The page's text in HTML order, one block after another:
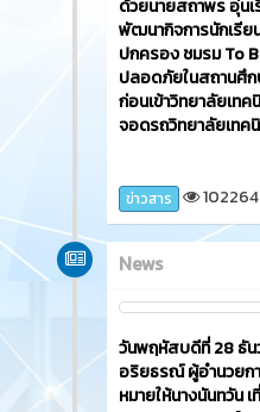
ด้วยนายสถาพร อุ่น
พัฒนากิจการนักเรีย
ปกครอง ชมรม To
ปลอดภัยในสถานศึก
ก่อนเข้าวิทยาลัยเท
จอดรถวิทยาลัยเทค
ข่าวสาร 102264
News
วันพฤหัสบดีที่ 28 ธัน
อริยธรณ์ ผู้อำนวยก
หมายให้นางนันทวัน